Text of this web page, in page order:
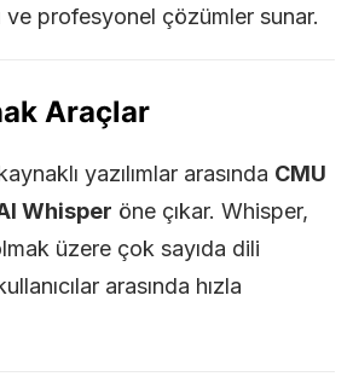
ve profesyonel çözümler sunar.
Araçlar
yazılımlar arasında CMU
Whisper öne çıkar. Whisper,
üzere çok sayıda dili
arasında hızla